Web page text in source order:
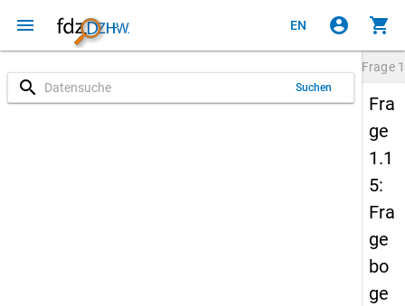
menu EN account_circle shopping_cart
search Suchen
Frage
Fra
ge
1.1
5:
Fra
ge
bo
ge